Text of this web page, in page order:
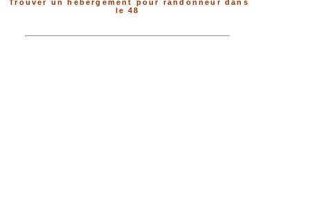
Trouver un hébergement pour randonneur dans
le 48